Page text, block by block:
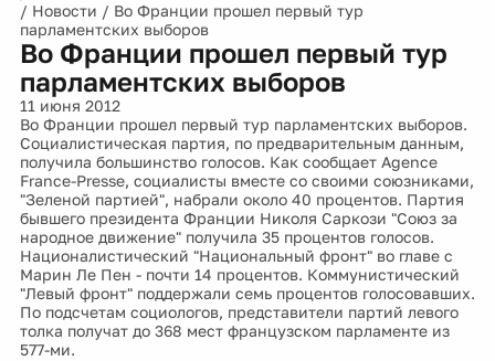
/ Новости / Во Франции прошел первый тур
парламентских выборов
Во Франции прошел первый тур
парламентских выборов
11 июня 2012
Во Франции прошел первый тур парламентских выборов.
Социалистическая партия, по предварительным данным,
получила большинство голосов. Как сообщает Agence
France-Presse, социалисты вместе со своими союзниками,
"Зеленой партией", набрали около 40 процентов. Партия
бывшего президента Франции Николя Саркози "Союз за
народное движение" получила 35 процентов голосов.
Националистический "Национальный фронт" во главе с
Марин Ле Пен - почти 14 процентов. Коммунистический
"Левый фронт" поддержали семь процентов голосовавших.
По подсчетам социологов, представители партий левого
толка получат до 368 мест французском парламенте из
577-ми.